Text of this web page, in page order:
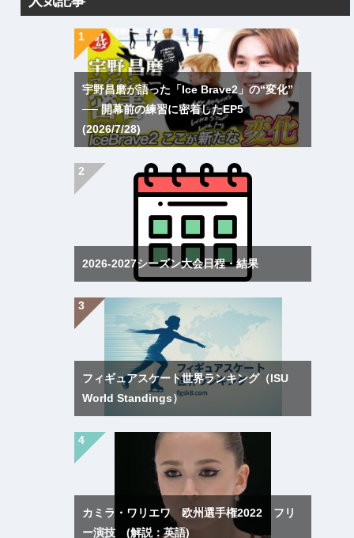
宇野昌磨が語った「Ice Brave2」の“変化”
── 開幕前の練習に密着したEP5
(2026/7/28)
2026-2027シーズン大会日程・結果
フィギュアスケート世界ランキング（ISU
World Standings）
カミラ・ワリエワ 欧州選手権2022 フリ
ー演技 (解説：英語)